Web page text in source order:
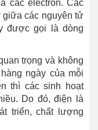
các electron. Các
giữa các nguyên tử
được gọi là dòng
trọng và không
ngày của mỗi
thì các sinh hoạt
Do đó, điện là
triển, chất lượng